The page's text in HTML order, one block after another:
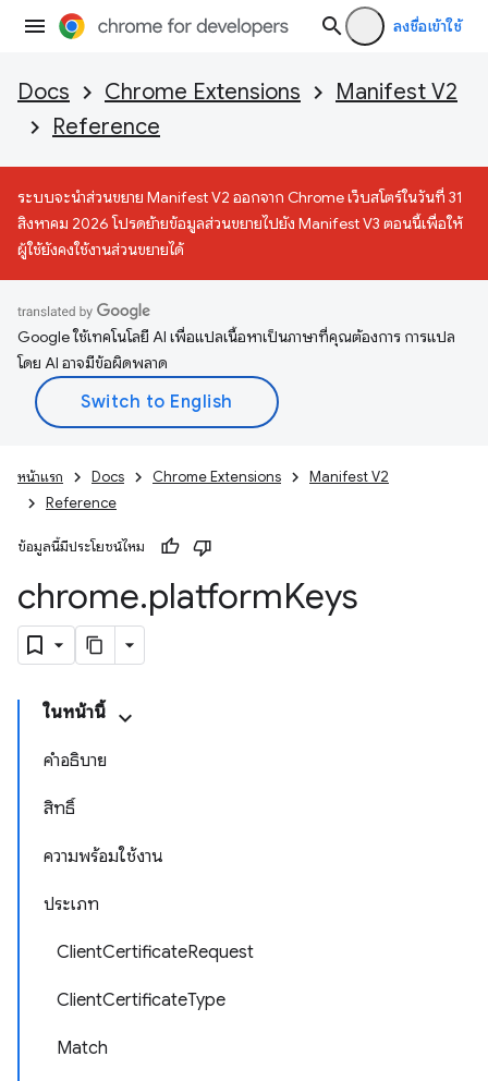
ลงชื่อเข้าใช้
Docs Chrome Extensions
Manifest V2
Reference
ระบบจะนำส่วนขยาย Manifest V2 ออกจาก Chrome เว็บสโตร์ในวันที่ 31
สิงหาคม 2026 โปรดย้ายข้อมูลส่วนขยายไปยัง Manifest V3 ตอนนี้เพื่อให้
ผู้ใช้ยังคงใช้งานส่วนขยายได้
Google ใช้เทคโนโลยี AI เพื่อแปลเนื้อหาเป็นภาษาที่คุณต้องการ การแปล
โดย AI อาจมีข้อผิดพลาด
หน้าแรก Docs Chrome Extensions
Manifest V2
Reference
ข้อมูลนี้มีประโยชน์ไหม
chrome.platformKeys
ในหน้านี้
คำอธิบาย
สิทธิ์
ความพร้อมใช้งาน
ประเภท
ClientCertificateRequest
ClientCertificateType
Match